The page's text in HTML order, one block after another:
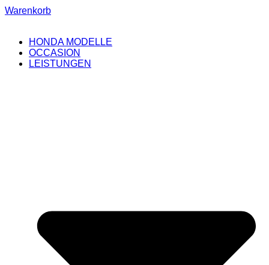
Warenkorb
HONDA MODELLE
OCCASION
LEISTUNGEN